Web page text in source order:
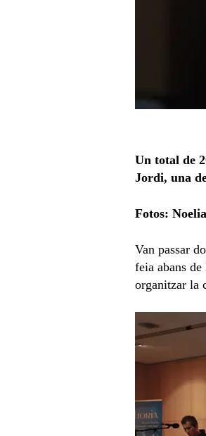
Un total de
Jordi, una
Fotos:
Van passar
feia abans
organitzar la